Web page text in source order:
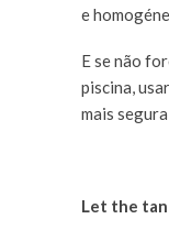
e
E se não
piscina,
mais
Let the